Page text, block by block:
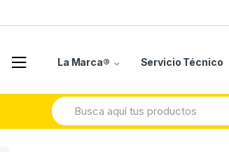
La Marca® Servicio Técnico
Search
for: